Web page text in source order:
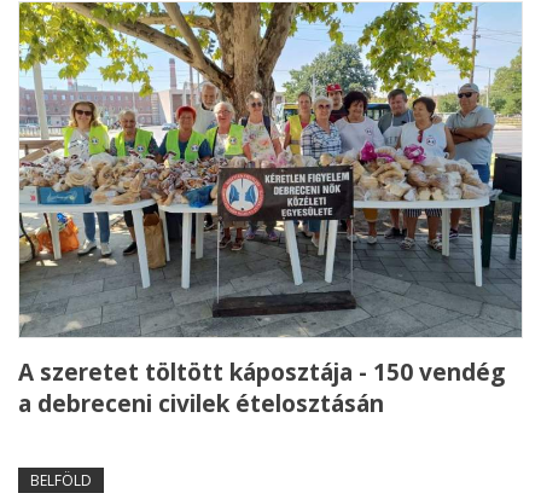
A szeretet töltött káposztája - 150 vendég
a debreceni civilek ételosztásán
BELFÖLD